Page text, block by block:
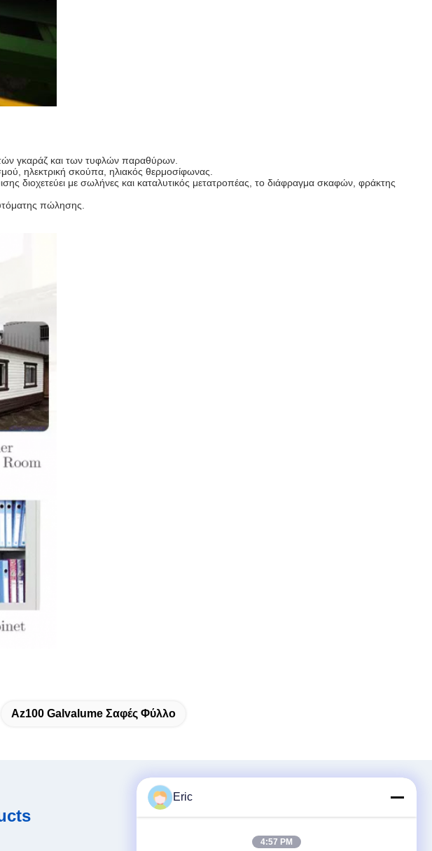
γκαράζ και των τυφλών παραθύρων.
ηλεκτρική σκούπα, ηλιακός θερμοσίφωνας.
διοχετεύει με σωλήνες και καταλυτικός μετατροπέας, το διάφραγμα σκαφών, φράκτης
πώλησης.
Az100 Galvalume Σαφές Φύλλο
Eric
4:57 PM